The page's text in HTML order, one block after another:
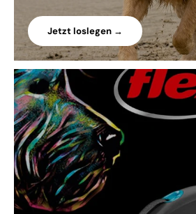
Jetzt loslegen →